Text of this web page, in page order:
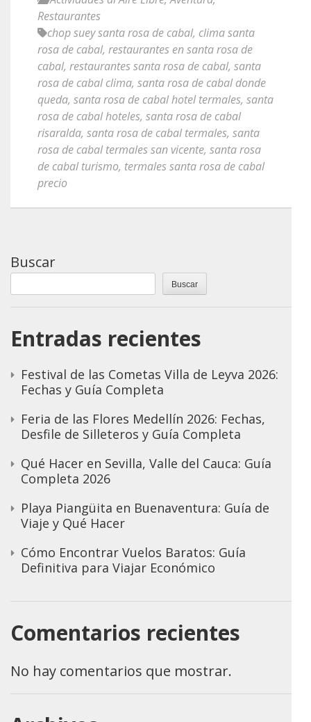
Restaurantes
chop suey santa rosa de cabal, clima santa
rosa de cabal, restaurantes en santa rosa de
cabal, restaurantes santa rosa de cabal, santa
rosa de cabal clima, santa rosa de cabal donde
queda, santa rosa de cabal hotel termales, santa
rosa de cabal hoteles, santa rosa de cabal
risaralda, santa rosa de cabal termales, santa
rosa de cabal termales san vicente, santa rosa
de cabal turismo, termales santa rosa de cabal
precio
Buscar
Buscar
Entradas recientes
Festival de las Cometas Villa de Leyva 2026:
Fechas y Guía Completa
Feria de las Flores Medellín 2026: Fechas,
Desfile de Silleteros y Guía Completa
Qué Hacer en Sevilla, Valle del Cauca: Guía
Completa 2026
Playa Piangüita en Buenaventura: Guía de
Viaje y Qué Hacer
Cómo Encontrar Vuelos Baratos: Guía
Definitiva para Viajar Económico
Comentarios recientes
No hay comentarios que mostrar.